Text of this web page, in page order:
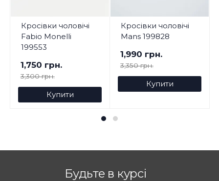
Кросівки чоловічі
Fabio Monelli
199553
1,750 грн.
3,300 грн.
Купити
Кросівки чоловічі
Mans 199828
1,990 грн.
3,350 грн.
Купити
Будьте в курсі